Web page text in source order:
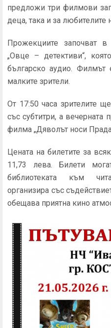
предложи три филмови
деца, така и за любителите
Прожекциите започват
„Овце – детективи“,
българско аудио.
малките зрители.
От 17:50 часа зрителите
със субтитри, а вечерната
филма „Дяволът носи
Цената на билетите за
11,73 лева. Билети
библиотеката към
организира със
обещава приятна кино